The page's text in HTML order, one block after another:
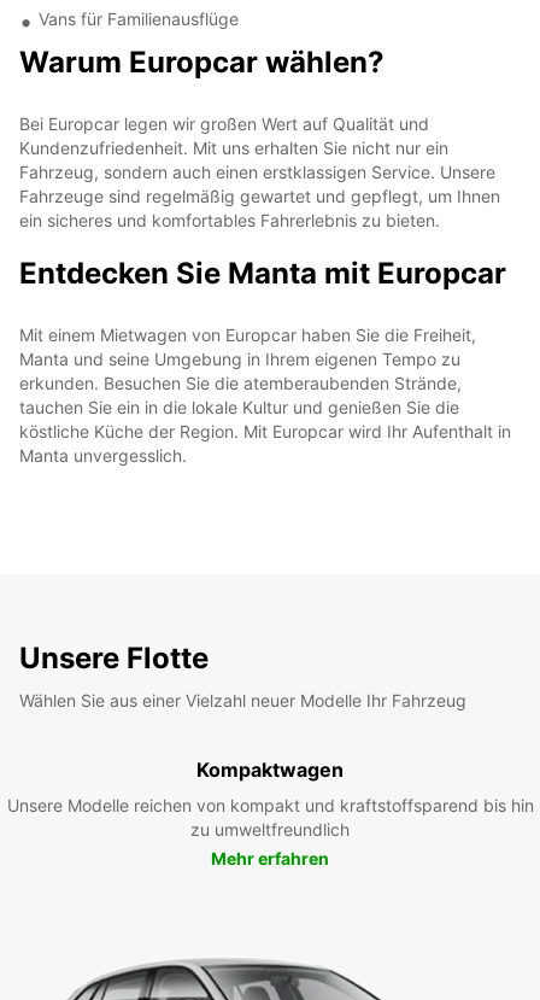
Vans für Familienausflüge
Warum Europcar wählen?
Bei Europcar legen wir großen Wert auf Qualität und
Kundenzufriedenheit. Mit uns erhalten Sie nicht nur ein
Fahrzeug, sondern auch einen erstklassigen Service. Unsere
Fahrzeuge sind regelmäßig gewartet und gepflegt, um Ihnen
ein sicheres und komfortables Fahrerlebnis zu bieten.
Entdecken Sie Manta mit Europcar
Mit einem Mietwagen von Europcar haben Sie die Freiheit,
Manta und seine Umgebung in Ihrem eigenen Tempo zu
erkunden. Besuchen Sie die atemberaubenden Strände,
tauchen Sie ein in die lokale Kultur und genießen Sie die
köstliche Küche der Region. Mit Europcar wird Ihr Aufenthalt in
Manta unvergesslich.
Unsere Flotte
Wählen Sie aus einer Vielzahl neuer Modelle Ihr Fahrzeug
Kompaktwagen
Unsere Modelle reichen von kompakt und kraftstoffsparend bis hin
zu umweltfreundlich
Mehr erfahren